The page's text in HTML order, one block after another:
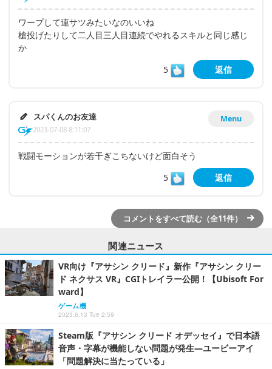
ワープして連サツみたいなのいいね
槍投げたりして二人目三人目連続でやれるスキルと同じ感じ
か
5
返信
Menu
スパくんのお友達
2023-07-08 8:11:07
戦闘モーションが若干ぎこちないけど面白そう
5
返信
コメントをすべて読む（全11件）
関連ニュース
VR向け『アサシン クリード』新作『アサシン クリー
ド ネクサス VR』CGIトレイラー公開！【Ubisoft For
ward】
ゲーム機
2023.6.13 Tue 2:59
Steam版『アサシン クリード オデッセイ』で日本語
音声・字幕が機能しない問題が発生―ユービーアイ
「問題解決に当たっている」